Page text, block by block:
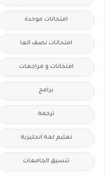
امتحانات موحدة
امتحانات نصف العا
امتحانات و مراجعات
برامج
ترجمة
تعليم لغة انجليزية
تنسيق الجامعات